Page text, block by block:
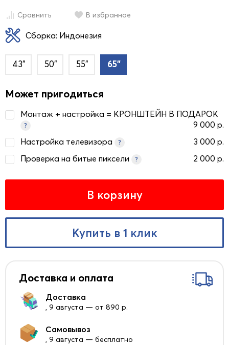
Сравнить В избранное
Сборка: Индонезия
43" 50" 55" 65"
Может пригодиться
Монтаж + настройка = КРОНШТЕЙН В ПОДАРОК
?
9 000 р.
Настройка телевизора
?
3 000 р.
Проверка на битые пиксели
? 2 000 р.
В корзину
Купить в 1 клик
Доставка и оплата
Доставка
, 9 августа — от 890 р.
Самовывоз
, 9 августа — бесплатно